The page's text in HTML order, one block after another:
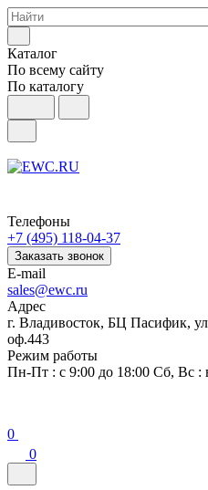
Каталог
По всему сайту
По каталогу
Телефоны
+7 (495) 118-04-37
Заказать звонок
E-mail
sales@ewc.ru
Адрес
г. Владивосток, БЦ Пасифик,
оф.443
Режим работы
Пн-Пт : с 9:00 до 18:00 Сб, Вс :
0
0